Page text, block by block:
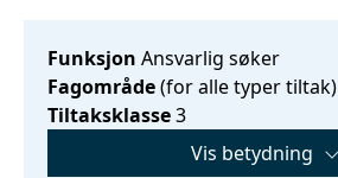
Funksjon Ansvarlig søker
Fagområde(for alle typer tiltak)
Tiltaksklasse3
Vis betydning